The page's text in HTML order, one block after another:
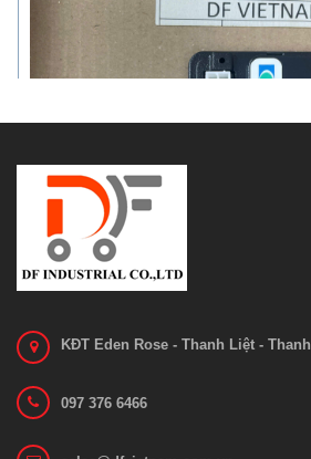
KĐT Eden Rose - Thanh Liệt -
097 376 6466